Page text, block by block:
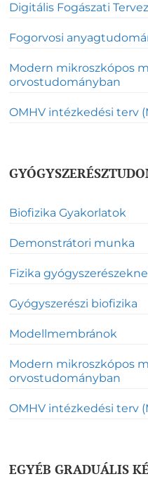
Digitális Fogászati
Fogorvosi
Modern mikroszkópos
orvostudományban
OMHV intézkedési terv
Biofizika Gyakorlatok
Demonstrátori munka
Fizika
Gyógyszerészi biofizika
Modellmembránok
Modern mikroszkópos
orvostudományban
OMHV intézkedési terv
EGYÉB GRADUÁLIS